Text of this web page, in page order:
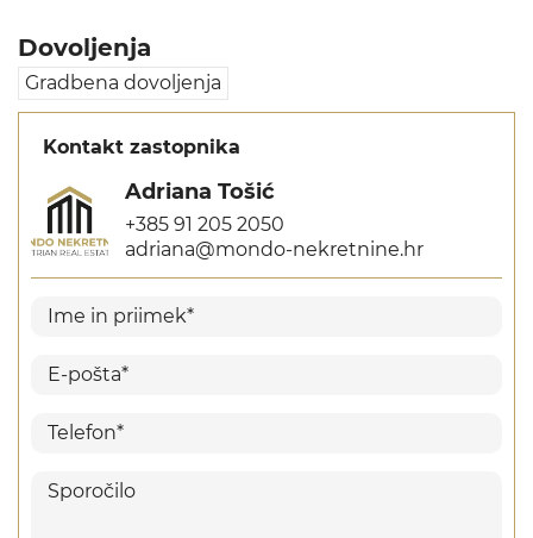
Dovoljenja
Gradbena dovoljenja
Kontakt zastopnika
Adriana Tošić
+385 91 205 2050
adriana@mondo-nekretnine.hr